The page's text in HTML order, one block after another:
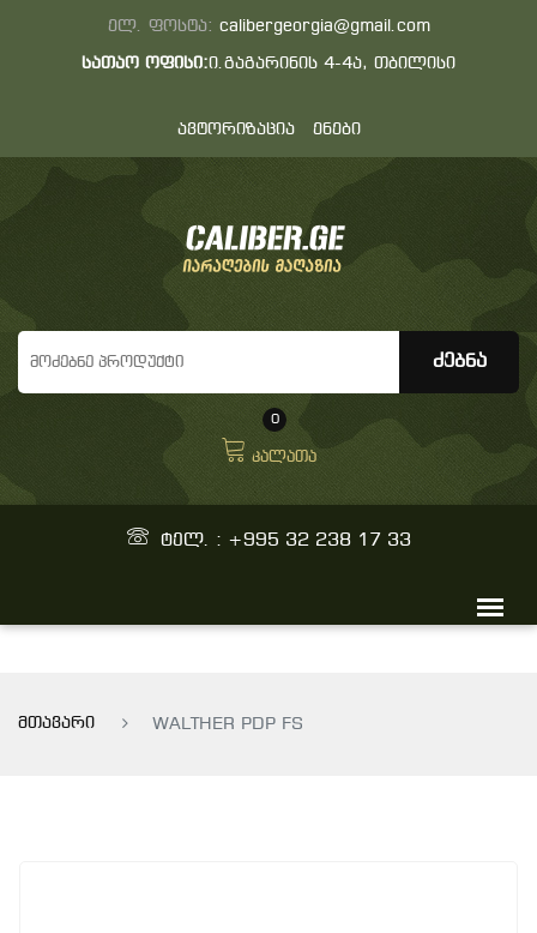
ელ. ფოსტა: calibergeorgia@gmail.com
სათაო ოფისი:ი.გაგარინის 4-4ა, თბილისი
ავტორიზაცია ენები
0
კალათა
ტელ. : +995 32 238 17 33
მთავარი WALTHER PDP FS